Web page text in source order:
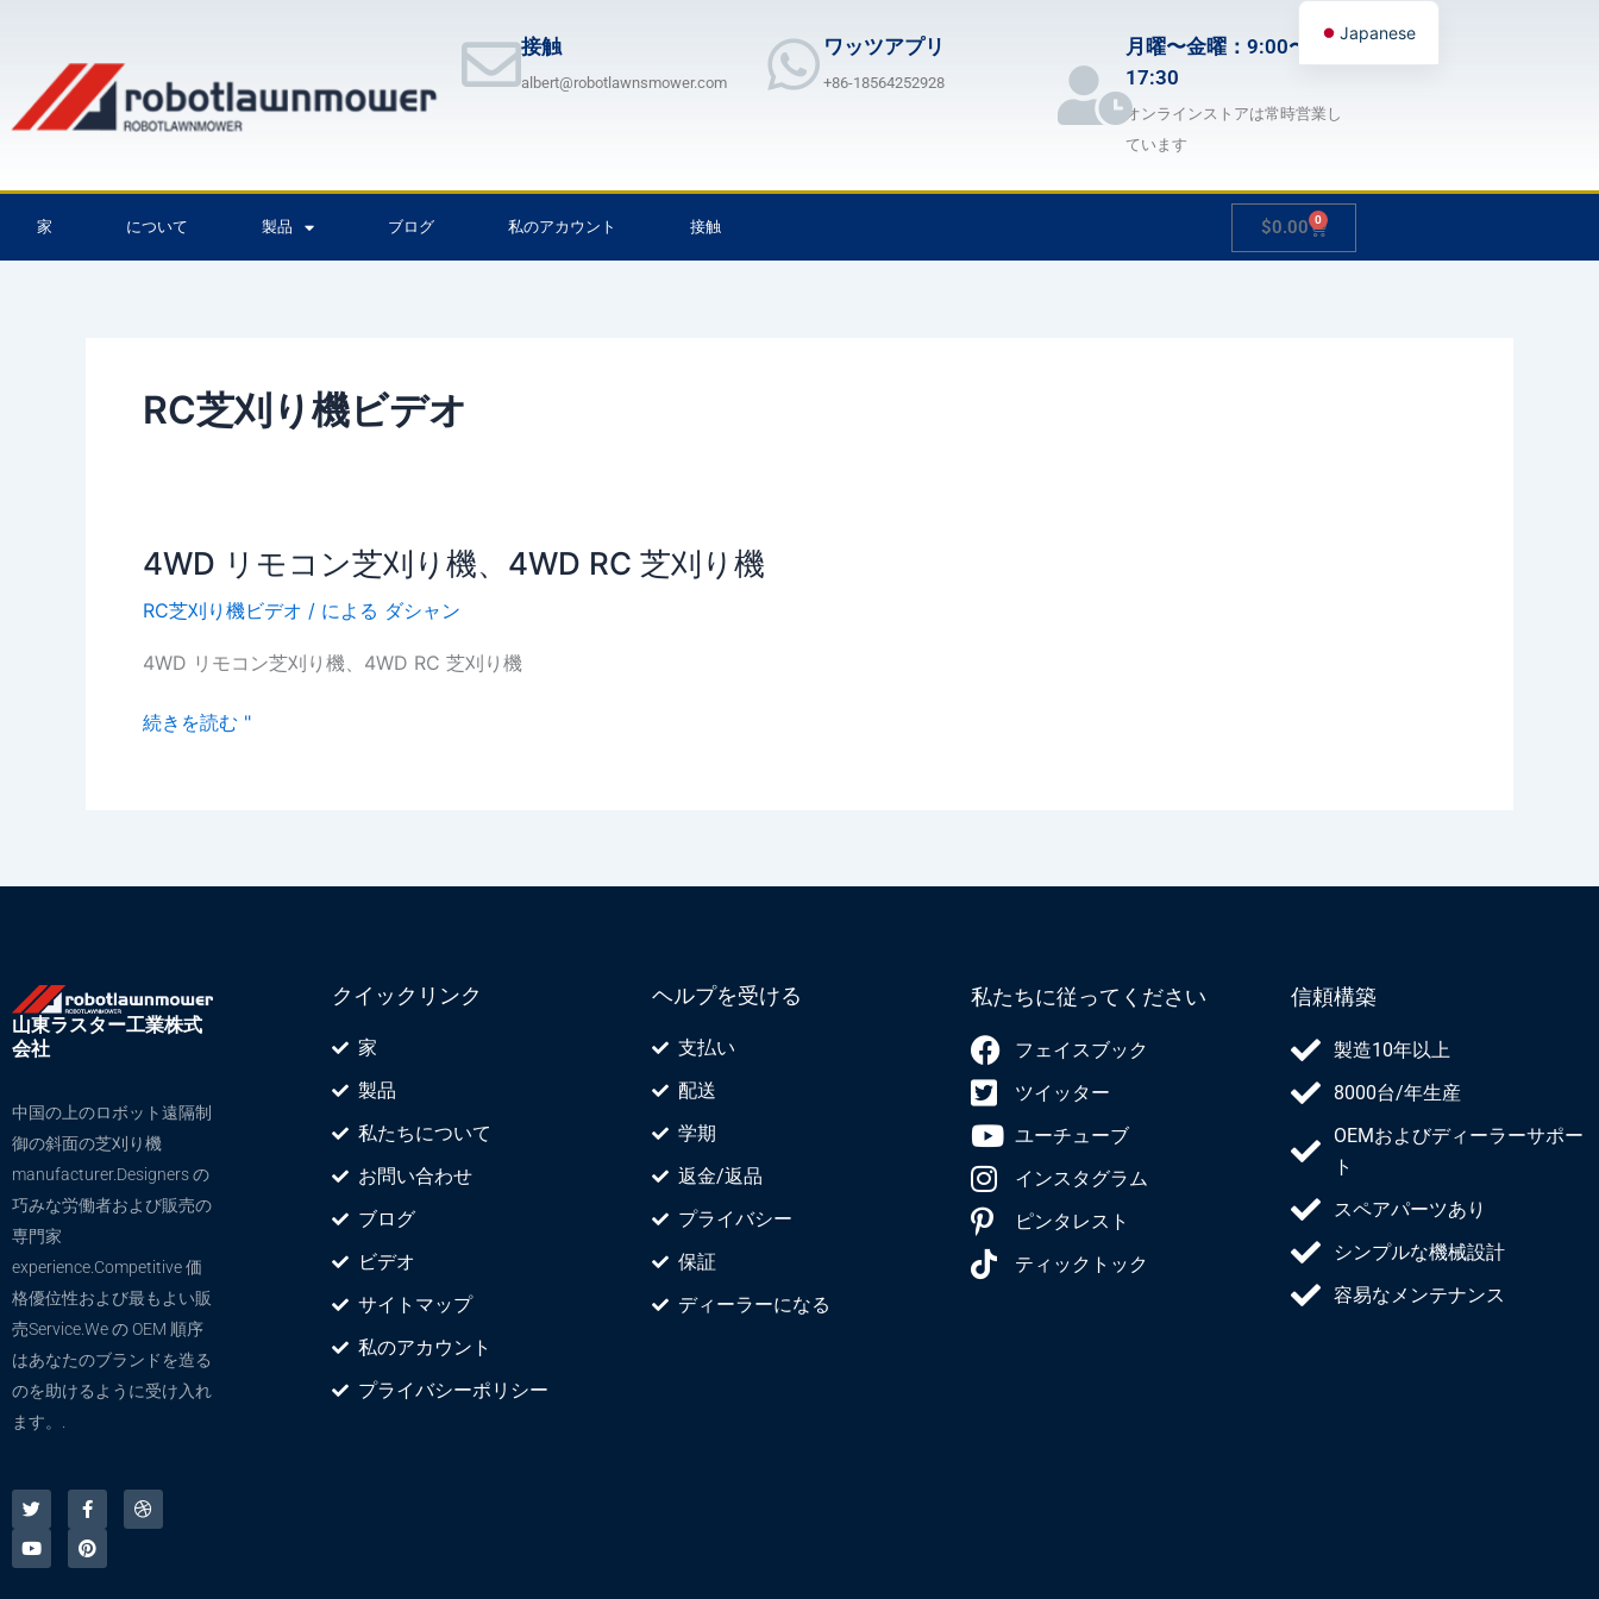
キ
プ
接触
albert@robotlawnsmower.com
ワッツアプリ
+86-18564252928
月曜〜金曜：9:00〜
17:30
オンラインストアは常時営業し
ています
家 について 製品 ブログ 私のアカウント 接触 $0.00 0
Cart
RC芝刈り機ビデオ
4WD リモコン芝刈り機、4WD RC 芝刈り機
RC芝刈り機ビデオ / による ダシャン
4WD リモコン芝刈り機、4WD RC 芝刈り機
4WD
モ
コ
芝
機
続きを読む "
山東ラスター工業株式
会社
中国の上のロボット遠隔制
御の斜面の芝刈り機
manufacturer.Designers の
巧みな労働者および販売の
専門家
experience.Competitive 価
格優位性および最もよい販
売Service.We の OEM 順序
はあなたのブランドを造る
のを助けるように受け入れ
ます。.
イ
ッ
ー
a
c
b
o
リ
ブ
ル
ー
チ
ー
ブ
ン
タ
ス
ト
クイックリンク
家
製品
私たちについて
お問い合わせ
ブログ
ビデオ
サイトマップ
私のアカウント
プライバシーポリシー
ヘルプを受ける
支払い
配送
学期
返金/返品
プライバシー
保証
ディーラーになる
私たちに従ってください
フェイスブック
ツイッター
ユーチューブ
インスタグラム
ピンタレスト
ティックトック
信頼構築
製造10年以上
8000台/年生産
OEMおよびディーラーサポー
ト
スペアパーツあり
シンプルな機械設計
容易なメンテナンス
Japanese
Spanish